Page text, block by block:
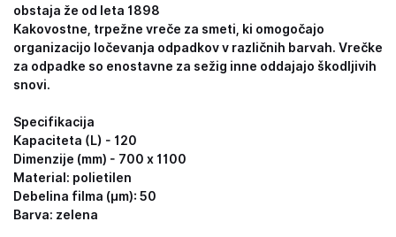
obstaja že od leta 1898
Kakovostne, trpežne vreče za smeti, ki omogočajo
organizacijo ločevanja odpadkov v različnih barvah. Vrečke
za odpadke so enostavne za sežig inne oddajajo škodljivih
snovi.
Specifikacija
Kapaciteta (L) - 120
Dimenzije (mm) - 700 x 1100
Material: polietilen
Debelina filma (µm): 50
Barva: zelena